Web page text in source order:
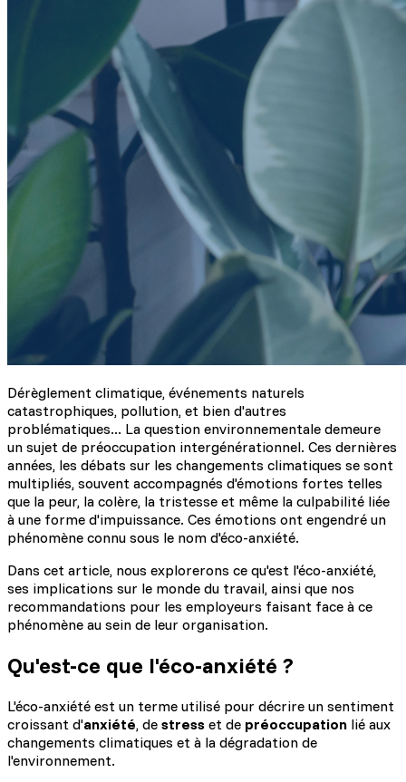
Dérèglement climatique, événements naturels
catastrophiques, pollution, et bien d'autres
problématiques... La question environnementale demeure
un sujet de préoccupation intergénérationnel. Ces dernières
années, les débats sur les changements climatiques se sont
multipliés, souvent accompagnés d'émotions fortes telles
que la peur, la colère, la tristesse et même la culpabilité liée
à une forme d'impuissance. Ces émotions ont engendré un
phénomène connu sous le nom d'éco-anxiété.
Dans cet article, nous explorerons ce qu'est l'éco-anxiété,
ses implications sur le monde du travail, ainsi que nos
recommandations pour les employeurs faisant face à ce
phénomène au sein de leur organisation.
Qu'est-ce que l'éco-anxiété ?
L'éco-anxiété est un terme utilisé pour décrire un sentiment
croissant d'anxiété, de stress et de préoccupation lié aux
changements climatiques et à la dégradation de
l'environnement.